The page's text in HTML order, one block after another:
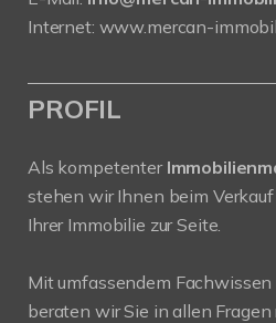
Internet: www.mercan-
PROFIL
Als kompetenter
stehen wir Ihnen beim
Ihrer Immobilie zur Seite.
Mit umfassendem
beraten wir Sie in allen Fragen